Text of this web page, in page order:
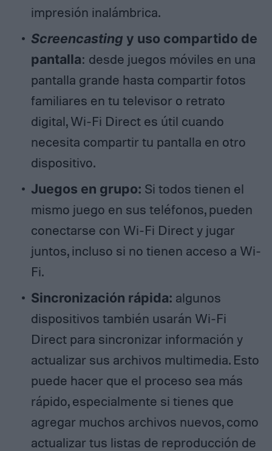
impresión inalámbrica.
Screencasting y uso compartido de
pantalla: desde juegos móviles en una
pantalla grande hasta compartir fotos
familiares en tu televisor o retrato
digital, Wi-Fi Direct es útil cuando
necesita compartir tu pantalla en otro
dispositivo.
Juegos en grupo: Si todos tienen el
mismo juego en sus teléfonos, pueden
conectarse con Wi-Fi Direct y jugar
juntos, incluso si no tienen acceso a Wi-
Fi.
Sincronización rápida: algunos
dispositivos también usarán Wi-Fi
Direct para sincronizar información y
actualizar sus archivos multimedia. Esto
puede hacer que el proceso sea más
rápido, especialmente si tienes que
agregar muchos archivos nuevos, como
actualizar tus listas de reproducción de